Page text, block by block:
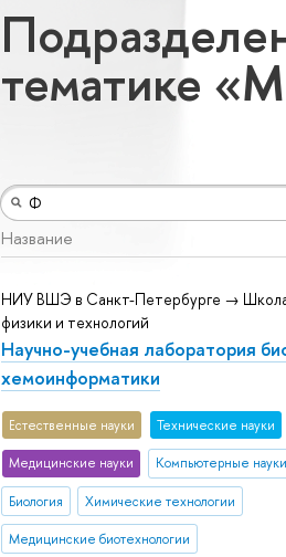
тематике
Название
НИУ ВШЭ в Санкт-Петербурге →
физики и технологий
Научно-учебная лаборатория
хемоинформатики
Естественные науки Тех­ничес­кие науки
Медицинские науки Компьютерные науки
Биология Химические технологии
Медицинские биотехнологии